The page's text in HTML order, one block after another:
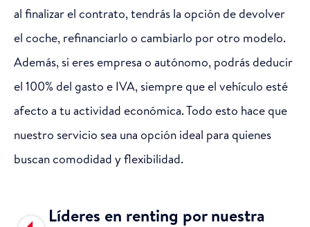
al finalizar el contrato, tendrás la opción de devolver
el coche, refinanciarlo o cambiarlo por otro modelo.
Además, si eres empresa o autónomo, podrás deducir
el 100% del gasto e IVA, siempre que el vehículo esté
afecto a tu actividad económica. Todo esto hace que
nuestro servicio sea una opción ideal para quienes
buscan comodidad y flexibilidad.
Líderes en renting por nuestra